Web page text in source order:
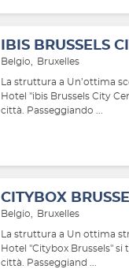
IBIS BRUSSELS
Belgio Bruxelles
La struttura a Un’ottima
Hotel "ibis Brussels City
città. Passeggiando ...
CITYBOX
Belgio Bruxelles
La struttura a Un ottima
Hotel "Citybox Brussels" si
città. Passeggiand ...